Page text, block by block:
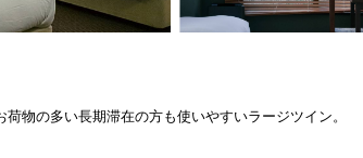
物の多い長期滞在の方も使いやすいラージツイン。